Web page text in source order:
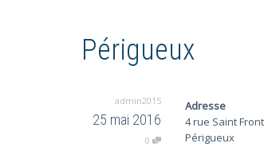
Périgueux
admin2015
25 mai 2016
0
Adresse
4 rue Saint Front
Périgueux